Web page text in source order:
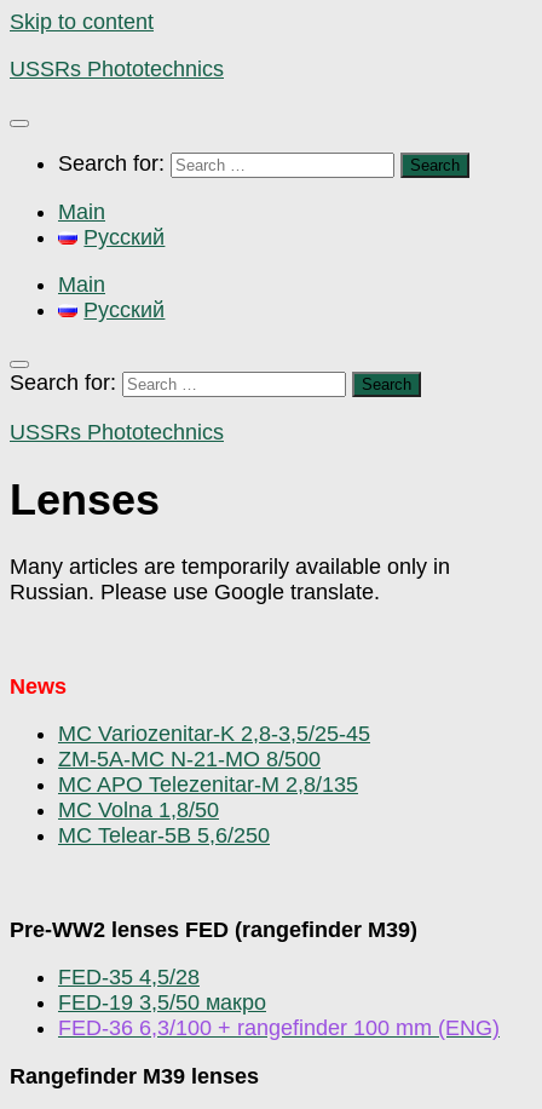
Skip to content
USSRs Phototechnics
Search for:
Main
Русский
Main
Русский
Search for:
USSRs Phototechnics
Lenses
Many articles are temporarily available only in
Russian. Please use Google translate.
News
MC Variozenitar-K 2,8-3,5/25-45
ZM-5A-MC N-21-MO 8/500
MC APO Telezenitar-M 2,8/135
MC Volna 1,8/50
MC Telear-5B 5,6/250
Pre-WW2 lenses FED (rangefinder M39)
FED-35 4,5/28
FED-19 3,5/50 макро
FED-36 6,3/100 + rangefinder 100 mm (ENG)
Rangefinder M39 lenses